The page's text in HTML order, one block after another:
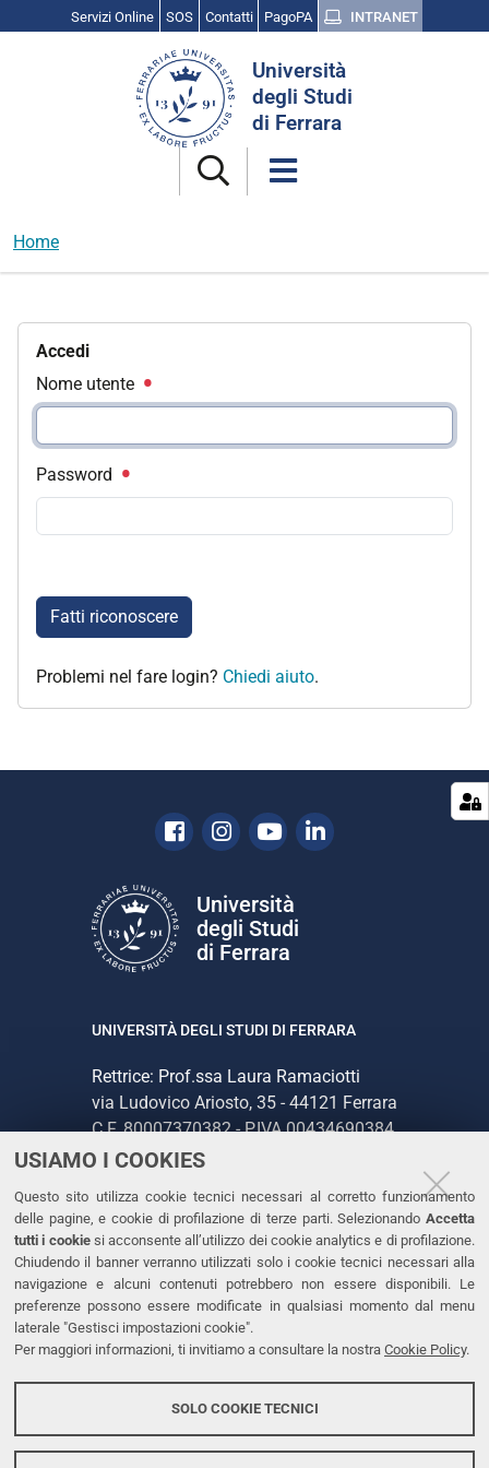
USIAMO I COOKIES
Questo sito utilizza cookie tecnici necessari al corretto funzionamento
delle pagine, e cookie di profilazione di terze parti. Selezionando Accetta
tutti i cookiesi acconsente all’utilizzo dei cookie analytics e di profilazione.
Chiudendo il banner verranno utilizzati solo i cookie tecnici necessari alla
navigazione e alcuni contenuti potrebbero non essere disponibili. Le
preferenze possono essere modificate in qualsiasi momento dal menu
laterale "Gestisci impostazioni cookie".
Per maggiori informazioni, ti invitiamo a consultare la nostra Cookie Policy.
SOLO COOKIE TECNICI
Servizi Online SOS Contatti PagoPA INTRANET
Università
degli Studi
di Ferrara
Home
Accedi
Nome utente
Password
Fatti riconoscere
Problemi nel fare login? Chiedi aiuto.
Facebook
Instagram
YoutubeLinkedin
Università
degli Studi
di Ferrara
UNIVERSITÀ DEGLI STUDI DI FERRARA
Rettrice: Prof.ssa Laura Ramaciotti
via Ludovico Ariosto, 35 - 44121 Ferrara
C.F. 80007370382 - P.IVA 00434690384
CONTATTI
Tel. +39 0532 293111
Fax. +39 0532 293031
PEC
LINKS
Accessibilità
Protezione dati personali